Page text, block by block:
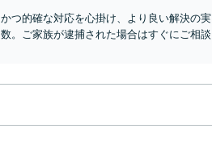
つ的確な対応を心掛け、より良い解決の実
。ご家族が逮捕された場合はすぐにご相談